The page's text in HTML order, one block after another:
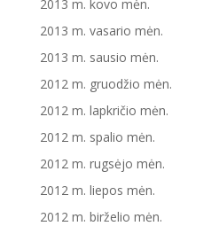
2013 m. kovo mėn.
2013 m. vasario mėn.
2013 m. sausio mėn.
2012 m. gruodžio mėn.
2012 m. lapkričio mėn.
2012 m. spalio mėn.
2012 m. rugsėjo mėn.
2012 m. liepos mėn.
2012 m. birželio mėn.